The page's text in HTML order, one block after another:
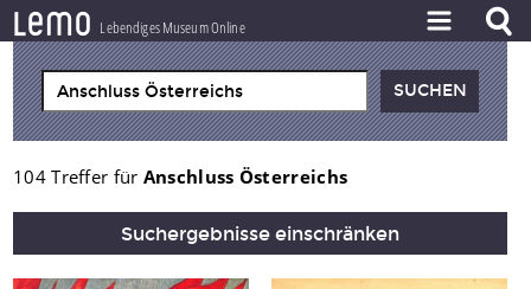
lemo Lebendiges Museum Online
ZEITSTRAHL
THEMEN
ZEITZEUGEN
BESTAND
104 Treffer für Anschluss Österreichs
Suchergebnisse einschränken